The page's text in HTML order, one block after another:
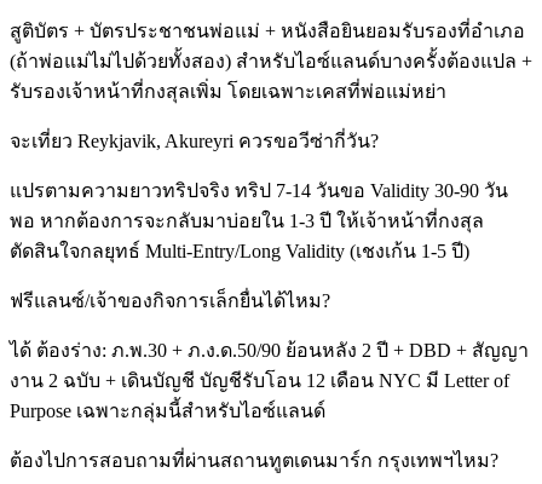
สูติบัตร + บัตรประชาชนพ่อแม่ + หนังสือยินยอมรับรองที่อำเภอ
(ถ้าพ่อแม่ไม่ไปด้วยทั้งสอง) สำหรับไอซ์แลนด์บางครั้งต้องแปล +
รับรองเจ้าหน้าที่กงสุลเพิ่ม โดยเฉพาะเคสที่พ่อแม่หย่า
จะเที่ยว Reykjavik, Akureyri ควรขอวีซ่ากี่วัน?
แปรตามความยาวทริปจริง ทริป 7-14 วันขอ Validity 30-90 วัน
พอ หากต้องการจะกลับมาบ่อยใน 1-3 ปี ให้เจ้าหน้าที่กงสุล
ตัดสินใจกลยุทธ์ Multi-Entry/Long Validity (เชงเก้น 1-5 ปี)
ฟรีแลนซ์/เจ้าของกิจการเล็กยื่นได้ไหม?
ได้ ต้องร่าง: ภ.พ.30 + ภ.ง.ด.50/90 ย้อนหลัง 2 ปี + DBD + สัญญา
งาน 2 ฉบับ + เดินบัญชี บัญชีรับโอน 12 เดือน NYC มี Letter of
Purpose เฉพาะกลุ่มนี้สำหรับไอซ์แลนด์
ต้องไปการสอบถามที่ผ่านสถานทูตเดนมาร์ก กรุงเทพฯไหม?